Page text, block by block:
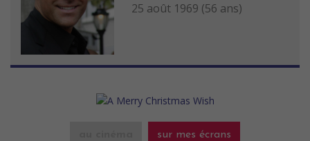
25 août 1969 (56 ans)
sur mes écrans